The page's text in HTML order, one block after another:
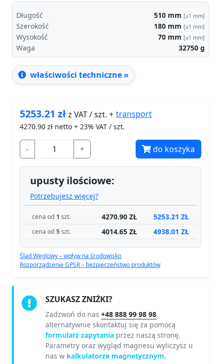
Długość 510 mm [±1 mm]
Szerokość 180 mm [±1 mm]
Wysokość 70 mm [±1 mm]
Waga 32750 g
właściwości techniczne »
5253.21 złz VAT / szt. + transport
4270.90 zł netto + 23% VAT / szt.
- + do koszyka
upusty ilościowe:
Potrzebujesz więcej?
cena od 1 szt. 4270.90 ZŁ 5253.21 ZŁ
cena od 5szt. 4014.65 ZŁ 4938.01 ZŁ
Ślad Węglowy – wpływ na środowisko
Rozporządzenie GPSR – bezpieczeństwo produktów
SZUKASZ ZNIŻKI?
Zadzwoń do nas +48 888 99 98 98
alternatywnie skontaktuj się za pomocą
formularz zapytania przez naszą stronę.
Parametry oraz wygląd magnesu wyliczysz u
nas w kalkulatorze magnetycznym.